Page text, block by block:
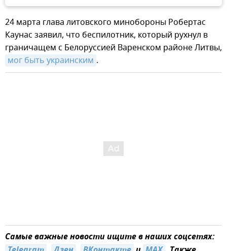
24 марта глава литовского минобороны Робертас
Каунас заявил, что беспилотник, который рухнул в
граничащем с Белоруссией Варенском районе Литвы,
мог быть украинским .
Самые важные новости ищите в наших соцсетях: